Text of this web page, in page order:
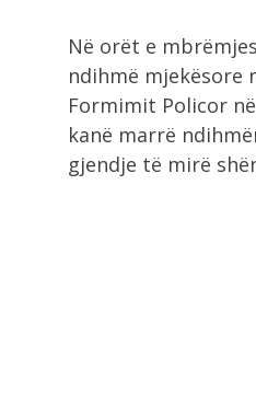
Në orët e
ndihmë mjekësore
Formimit Policor
kanë marrë
gjendje të mirë